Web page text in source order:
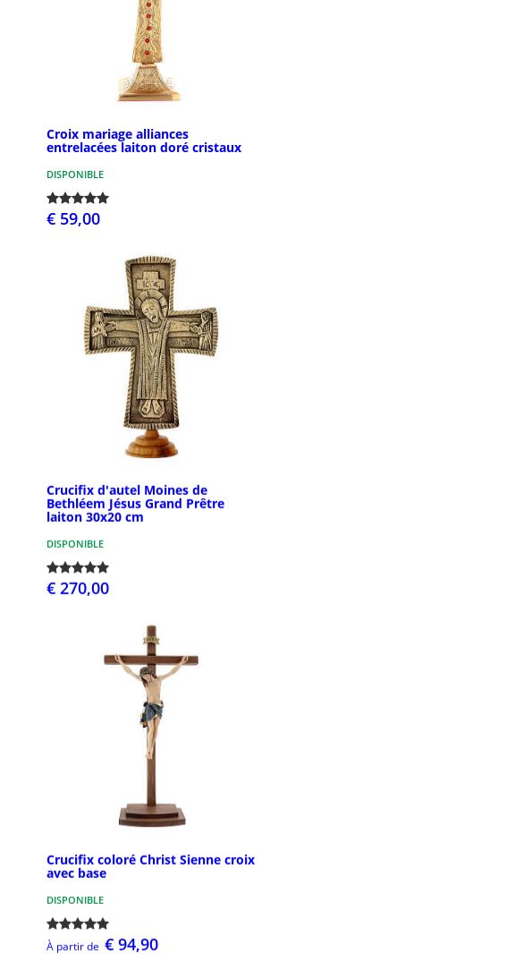
Croix mariage alliances
entrelacées laiton doré cristaux
DISPONIBLE
€ 59,00
Crucifix d'autel Moines de
Bethléem Jésus Grand Prêtre
laiton 30x20 cm
DISPONIBLE
€ 270,00
Crucifix coloré Christ Sienne croix
avec base
DISPONIBLE
À partir de € 94,90